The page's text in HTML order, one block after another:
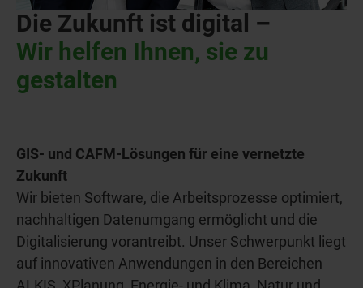
Die Zukunft ist digital –
Wir helfen Ihnen, sie zu
gestalten
GIS- und CAFM-Lösungen für eine vernetzte
Zukunft
Wir bieten Software, die Arbeitsprozesse optimiert,
nachhaltigen Datenumgang ermöglicht und die
Digitalisierung vorantreibt. Unser Schwerpunkt liegt
auf innovativen Anwendungen in den Bereichen